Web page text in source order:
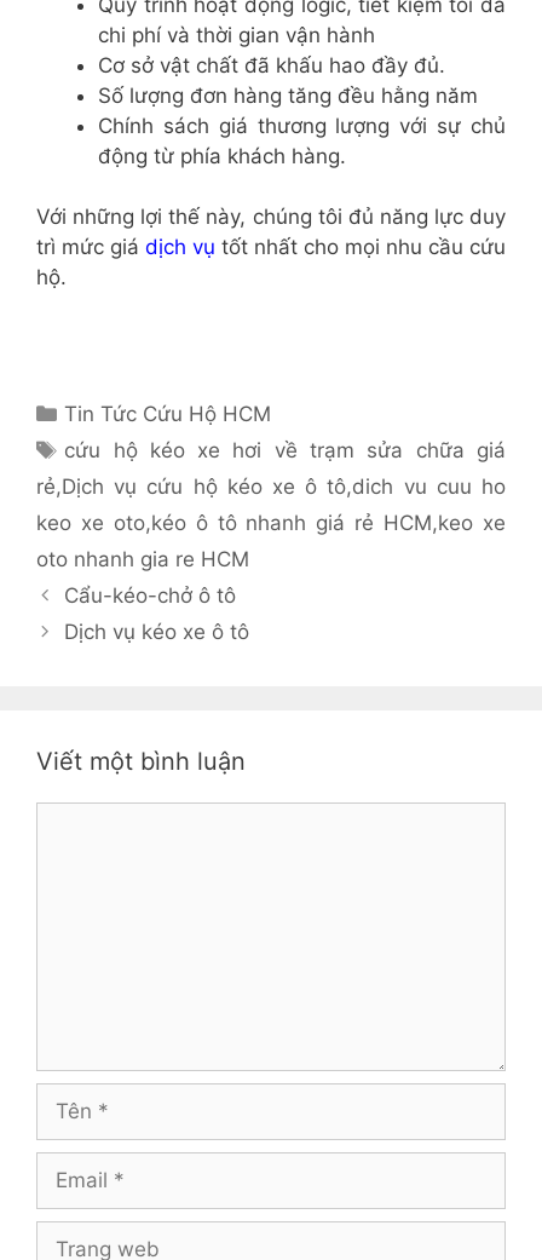
chi phí và thời gian vận hành
Cơ sở vật chất đã khấu hao đầy đủ.
Số lượng đơn hàng tăng đều hằng năm
Chính sách giá thương lượng với sự chủ
động từ phía khách hàng.
Với những lợi thế này, chúng tôi đủ năng lực duy
trì mức giá dịch vụ tốt nhất cho mọi nhu cầu cứu
hộ.
Danh
mục
Tin Tức Cứu Hộ HCM
Thẻ
cứu hộ kéo xe hơi về trạm sửa chữa giá
rẻ,Dịch vụ cứu hộ kéo xe ô tô,dich vu cuu ho
keo xe oto,kéo ô tô nhanh giá rẻ HCM,keo xe
oto nhanh gia re HCM
Cẩu-kéo-chở ô tô
Dịch vụ kéo xe ô tô
Viết một bình luận